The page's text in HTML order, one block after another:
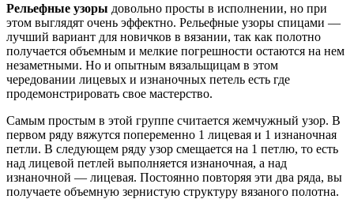
Рельефные узоры довольно просты в исполнении, но при
этом выглядят очень эффектно. Рельефные узоры спицами —
лучший вариант для новичков в вязании, так как полотно
получается объемным и мелкие погрешности остаются на нем
незаметными. Но и опытным вязальщицам в этом
чередовании лицевых и изнаночных петель есть где
продемонстрировать свое мастерство.
Самым простым в этой группе считается жемчужный узор. В
первом ряду вяжутся попеременно 1 лицевая и 1 изнаночная
петли. В следующем ряду узор смещается на 1 петлю, то есть
над лицевой петлей выполняется изнаночная, а над
изнаночной — лицевая. Постоянно повторяя эти два ряда, вы
получаете объемную зернистую структуру вязаного полотна.